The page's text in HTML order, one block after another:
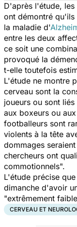
D'après l'étude,
ont démontré qu'ils
la maladie d'
entre les deux
ce soit une
provoqué la
t-elle toutefois
L'étude ne montre
cerveau sont la
joueurs ou sont
aux boxeurs ou
footballeurs sont
violents à la tête
dommages
chercheurs ont
commotionnels".
L'étude précise
dimanche d'avoir
"extrêmement
CERVEAU ET